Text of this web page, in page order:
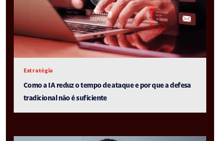
Estratégia
Como a IA reduz o tempo de ataque e por que a defesa
tradicional não é suficiente